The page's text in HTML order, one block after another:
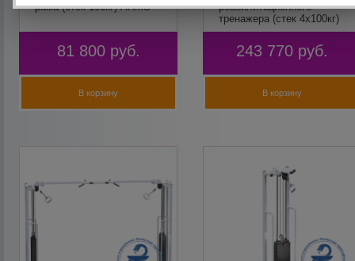
рама (стек 100кг) ARMS
81 800 руб.
В корзину
реабилитационного
тренажера (стек 4х100кг)
ARMS
243 770 руб.
В корзину